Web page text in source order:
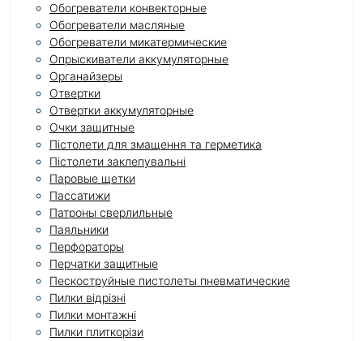
Обогреватели конвекторные
Обогреватели масляные
Обогреватели микатермические
Опрыскиватели аккумуляторные
Органайзеры
Отвертки
Отвертки аккумуляторные
Очки защитные
Пістолети для змащення та герметика
Пістолети заклепувальні
Паровые щетки
Пассатижи
Патроны сверлильные
Паяльники
Перфораторы
Перчатки защитные
Пескоструйные пистолеты пневматические
Пилки відрізні
Пилки монтажні
Пилки плиткорізи